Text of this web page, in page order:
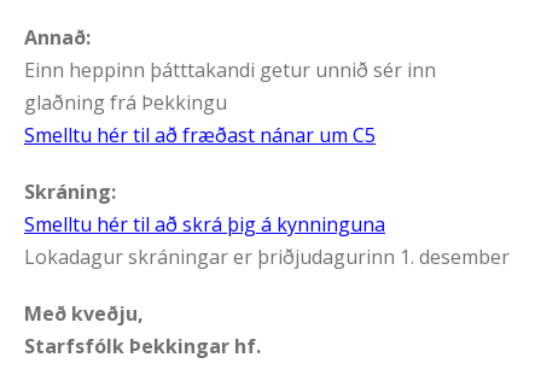
Annað:
Einn heppinn þátttakandi getur unnið sér inn
glaðning frá Þekkingu
Smelltu hér til að fræðast nánar um C5
Skráning:
Smelltu hér til að skrá þig á kynninguna
Lokadagur skráningar er þriðjudagurinn 1. desember
Með kveðju,
Starfsfólk Þekkingar hf.